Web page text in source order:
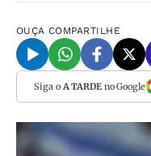
OUÇA COMPARTILHE
Siga o A TARDEno Google